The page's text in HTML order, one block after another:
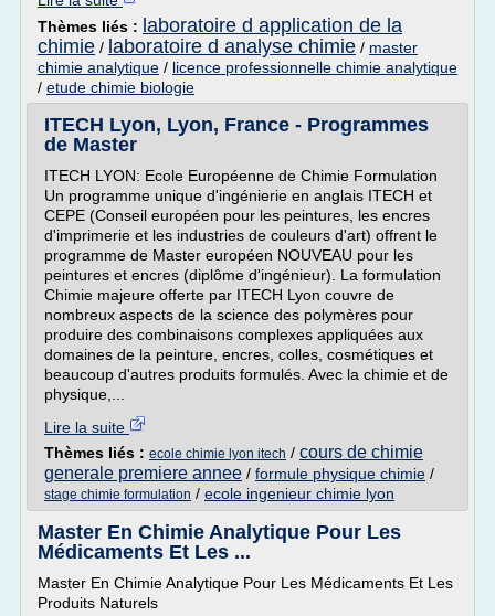
Thèmes liés : laboratoire d application de la
chimie / laboratoire d analyse chimie / master
chimie analytique / licence professionnelle chimie analytique
/ etude chimie biologie
ITECH Lyon, Lyon, France - Programmes
de Master
ITECH LYON: Ecole Européenne de Chimie Formulation
Un programme unique d'ingénierie en anglais ITECH et
CEPE (Conseil européen pour les peintures, les encres
d'imprimerie et les industries de couleurs d'art) offrent le
programme de Master européen NOUVEAU pour les
peintures et encres (diplôme d'ingénieur). La formulation
Chimie majeure offerte par ITECH Lyon couvre de
nombreux aspects de la science des polymères pour
produire des combinaisons complexes appliquées aux
domaines de la peinture, encres, colles, cosmétiques et
beaucoup d'autres produits formulés. Avec la chimie et de
physique,...
Lire la suite
Thèmes liés : ecole chimie lyon itech / cours de chimie
generale premiere annee / formule physique chimie /
stage chimie formulation / ecole ingenieur chimie lyon
Master En Chimie Analytique Pour Les
Médicaments Et Les ...
Master En Chimie Analytique Pour Les Médicaments Et Les
Produits Naturels